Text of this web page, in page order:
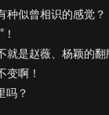
种似曾相识的感觉？
就是赵薇、杨颖的翻
变啊！
吗？